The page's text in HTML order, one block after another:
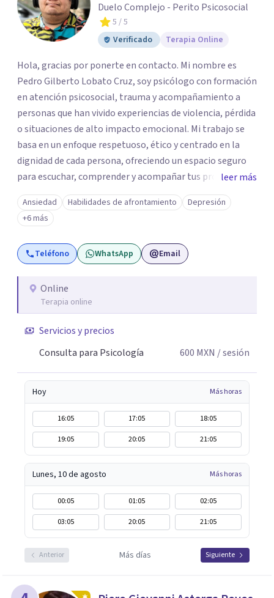
Duelo Complejo - Perito Psicosocial
5 / 5
Verificado
Terapia Online
Hola, gracias por ponerte en contacto. Mi nombre es
Pedro Gilberto Lobato Cruz, soy psicólogo con formación
en atención psicosocial, trauma y acompañamiento a
personas que han vivido experiencias de violencia, pérdida
o situaciones de alto impacto emocional. Mi trabajo se
basa en un enfoque respetuoso, ético y centrado en la
dignidad de cada persona, ofreciendo un espacio seguro
para escuchar, comprender y acompañar tus procesos
emocionales a tu propio ritmo. Creo firmemente en la
importancia de construir juntos herramientas que
fortalezcan el bienestar, la autonomía y el sentido de
vida. Será un gusto acompañarte en este proceso. Quedo
atento para resolver cualquier duda y acordar una cita. Un
leer más
Ansiedad Habilidades de afrontamiento
Depresión
+6 más
Teléfono WhatsApp Email
Online
Terapia online
Servicios y precios
Consulta para Psicología
600 MXN / sesión
Hoy Más horas
16:05 17:05
18:05
19:05
20:05 21:05
Lunes, 10 de agosto Más horas
00:05 01:05
02:05
03:05
20:05 21:05
Anterior Más días Siguiente